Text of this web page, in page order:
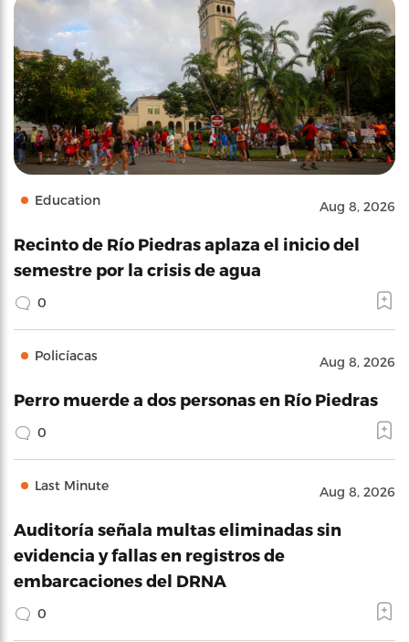
Education Aug 8, 2026
Recinto de Río Piedras aplaza el inicio del
semestre por la crisis de agua
0
Policíacas Aug 8, 2026
Perro muerde a dos personas en Río Piedras
0
Last Minute Aug 8, 2026
Auditoría señala multas eliminadas sin
evidencia y fallas en registros de
embarcaciones del DRNA
0